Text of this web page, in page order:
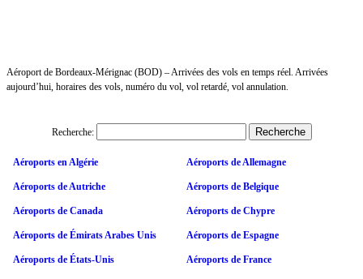
Aéroport de Bordeaux-Mérignac (BOD) – Arrivées des vols en temps réel. Arrivées
aujourd’hui, horaires des vols, numéro du vol, vol retardé, vol annulation.
Recherche:
Aéroports en Algérie Aéroports de Allemagne
Aéroports de Autriche Aéroports de Belgique
Aéroports de Canada Aéroports de Chypre
Aéroports de Émirats Arabes Unis Aéroports de Espagne
Aéroports de États-Unis Aéroports de France